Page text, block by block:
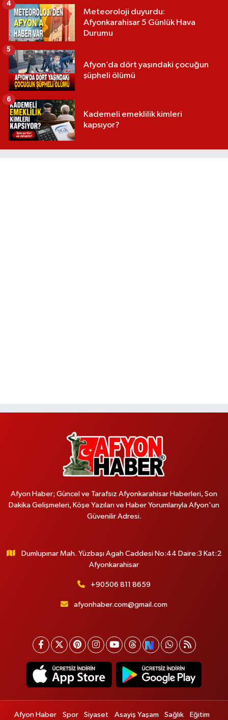
Meteoroloji duyurdu:
Afyonkarahisar 5 Günlük Hava
Durumu
4
Afyon’da dört yaşındaki çocuğun
şüpheli ölümü
5
Kademeli emeklilik kimleri
kapsıyor?
6
Afyon Haber; Güncel ve Tarafsız Afyonkarahisar Haberleri, Son
Dakika Gelişmeleri, Köşe Yazıları ve Haber Yorumlarıyla Afyon'un
Güvenilir Adresi.
Dumlupınar Mah. Yüzbaşı Agah Caddesi No:44 Daire:3 Kat:2
Afyonkarahisar
+90506 811 8659
afyonhaber.com@gmail.com
Afyon Haber Spor Siyaset Asayiş Yaşam Sağlık Eğitim